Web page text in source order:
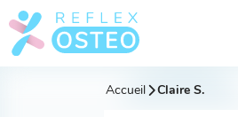
Accueil Claire S.